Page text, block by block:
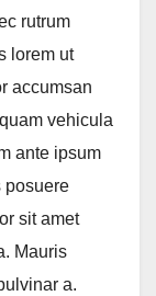
rutrum
lorem ut
accumsan
vehicula
ante ipsum
posuere
sit amet
Mauris
a.